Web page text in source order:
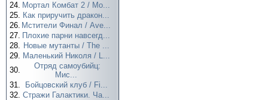
24. Мортал Комбат 2 / Mo...
25. Как приручить дракон...
26. Мстители Финал / Ave...
27. Плохие парни навсегд...
28. Новые мутанты / The ...
29. Маленький Николя / L...
30.
Отряд самоубийц:
Мис...
31.
Бойцовский клуб / Fi...
32. Стражи Галактики. Ча...